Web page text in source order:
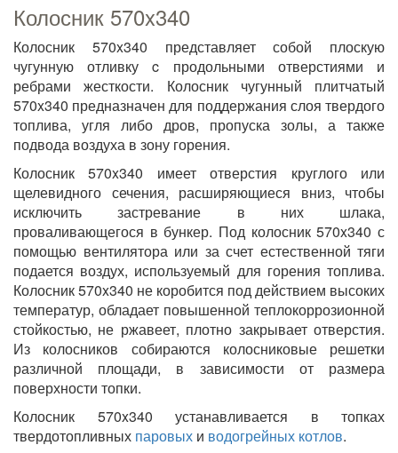
Колосник 570x340
Колосник 570x340 представляет собой плоскую
чугунную отливку c продольными отверстиями и
ребрами жесткости. Колосник чугунный плитчатый
570x340 предназначен для поддержания слоя твердого
топлива, угля либо дров, пропуска золы, а также
подвода воздуха в зону горения.
Колосник 570x340 имеет отверстия круглого или
щелевидного сечения, расширяющиеся вниз, чтобы
исключить застревание в них шлака,
проваливающегося в бункер. Под колосник 570x340 с
помощью вентилятора или за счет естественной тяги
подается воздух, используемый для горения топлива.
Колосник 570x340 не коробится под действием высоких
температур, обладает повышенной теплокоррозионной
стойкостью, не ржавеет, плотно закрывает отверстия.
Из колосников собираются колосниковые решетки
различной площади, в зависимости от размера
поверхности топки.
Колосник 570x340 устанавливается в топках
твердотопливных паровых и водогрейных котлов.